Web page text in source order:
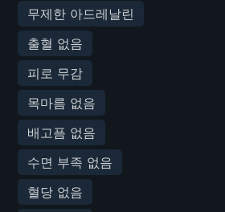
무제한 아드레날린
출혈 없음
피로 무감
목마름 없음
배고픔 없음
수면 부족 없음
혈당 없음